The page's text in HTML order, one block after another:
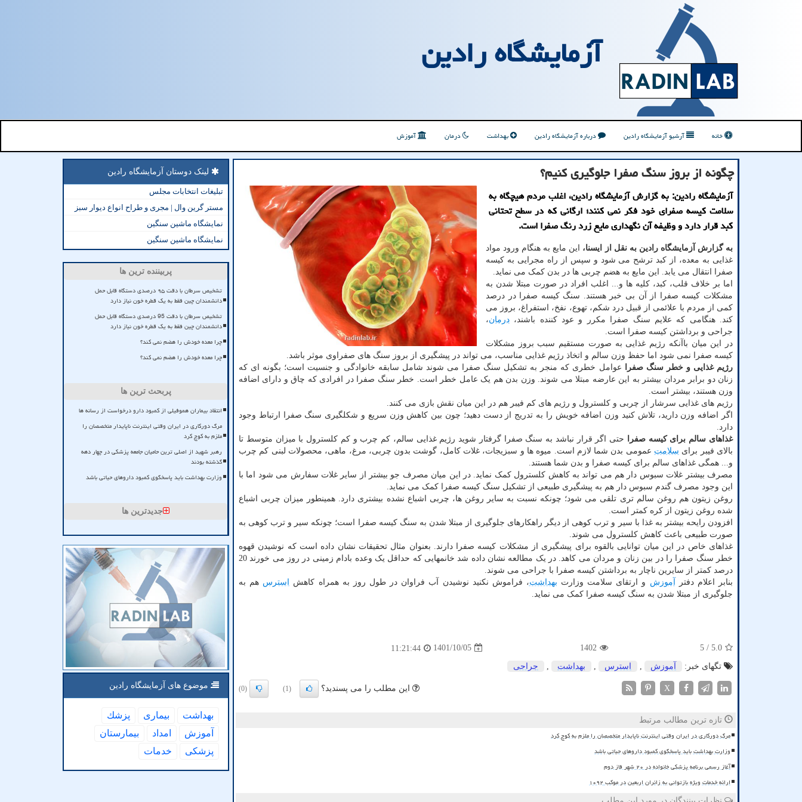
آزمایشگاه رادین
خانه آرشیو آزمایشگاه رادین درباره آزمایشگاه رادین بهداشت درمان آموزش
چگونه از بروز سنگ صفرا جلوگیری کنیم؟
آزمایشگاه رادین: به گزارش آزمایشگاه رادین، اغلب مردم هیچگاه به
سلامت کیسه صفرای خود فکر نمی کنند؛ ارگانی که در سطح تحتانی
کبد قرار دارد و وظیفه آن نگهداری مایع زرد رنگ صفرا است.
به گزارش آزمایشگاه رادین به نقل از ایسنا،
این مایع به هنگام ورود مواد
غذایی به معده، از کبد ترشح می شود و سپس از راه مجرایی به کیسه
صفرا انتقال می یابد. این مایع به هضم چربی ها در بدن کمک می نماید.
اما بر خلاف قلب، کبد، کلیه ها و... اغلب افراد در صورت مبتلا شدن به
مشکلات کیسه صفرا از آن بی خبر هستند. سنگ کیسه صفرا در درصد
کمی از مردم با علائمی از قبیل درد شکم، تهوع، نفخ، استفراغ، بروز می
کند. هنگامی که علایم سنگ صفرا مکرر و عود کننده باشند، درمان،
جراحی و برداشتن کیسه صفرا است.
در این میان باآنکه رژیم غذایی به صورت مستقیم سبب بروز مشکلات
کیسه صفرا نمی شود اما حفظ وزن سالم و اتخاذ رژیم غذایی مناسب، می تواند در پیشگیری از بروز سنگ های صفراوی موثر باشد.
رژیم غذایی و خطر سنگ صفرا
عوامل خطری که منجر به تشکیل سنگ صفرا می شوند شامل سابقه خانوادگی و جنسیت است؛ بگونه ای که
زنان دو برابر مردان بیشتر به این عارضه مبتلا می شوند. وزن بدن هم یک عامل خطر است. خطر سنگ صفرا در افرادی که چاق و دارای اضافه
وزن هستند، بیشتر است.
رژیم های غذایی سرشار از چربی و کلسترول و رژیم های کم فیبر هم در این میان نقش بازی می کنند.
اگر اضافه وزن دارید، تلاش کنید وزن اضافه خویش را به تدریج از دست دهید؛ چون بین کاهش وزن سریع و شکلگیری سنگ صفرا ارتباط وجود
دارد.
غذاهای سالم برای کیسه صفرا
حتی اگر قرار نباشد به سنگ صفرا گرفتار شوید رژیم غذایی سالم، کم چرب و کم کلسترول با میزان متوسط تا
بالای فیبر برای سلامت عمومی بدن شما لازم است. میوه ها و سبزیجات، غلات کامل، گوشت بدون چربی، مرغ، ماهی، محصولات لبنی کم چرب
و... همگی غذاهای سالم برای کیسه صفرا و بدن شما هستند.
مصرف بیشتر غلات سبوس دار هم می تواند به کاهش کلسترول کمک نماید. در این میان مصرف جو بیشتر از سایر غلات سفارش می شود اما با
این وجود مصرف گندم سبوس دار هم به پیشگیری طبیعی از تشکیل سنگ کیسه صفرا کمک می نماید.
روغن زیتون هم روغن سالم تری تلقی می شود؛ چونکه نسبت به سایر روغن ها، چربی اشباع نشده بیشتری دارد. همینطور میزان چربی اشباع
شده روغن زیتون از کره کمتر است.
افزودن رایحه بیشتر به غذا با سیر و ترب کوهی از دیگر راهکارهای جلوگیری از مبتلا شدن به سنگ کیسه صفرا است؛ چونکه سیر و ترب کوهی به
صورت طبیعی باعث کاهش کلسترول می شوند.
غذاهای خاص در این میان توانایی بالقوه برای پیشگیری از مشکلات کیسه صفرا دارند. بعنوان مثال تحقیقات نشان داده است که نوشیدن قهوه
خطر سنگ صفرا را در بین زنان و مردان می کاهد. در یک مطالعه نشان داده شد خانمهایی که حداقل یک وعده بادام زمینی در روز می خورند 20
درصد کمتر از سایرین ناچار به برداشتن کیسه صفرا با جراحی می شوند.
بنابر اعلام دفتر
آموزش و ارتقای سلامت وزارت بهداشت، فراموش نکنید نوشیدن آب فراوان در طول روز به همراه کاهش استرس هم به
جلوگیری از مبتلا شدن به سنگ کیسه صفرا کمک می نماید.
5.0
/ 5
1402
1401/10/05
11:21:44
تگهای خبر:
آموزش استرس بهداشت جراحی
X این مطلب را می پسندید؟ (1)
(0)
تازه ترین مطالب مرتبط
مرگ دورکاری در ایران وقتی اینترنت ناپایدار متخصصان را ملزم به کوچ کرد
وزارت بهداشت باید پاسخگوی کمبود داروهای حیاتی باشد
آغاز رسمی برنامه پزشکی خانواده در ۲۰ شهر فاز دوم
ارائه خدمات ویژه بازتوانی به زائران اربعین در موکب ۱۰۹۲
لینک دوستان آزمایشگاه رادین
تبلیغات انتخابات مجلس
مستر گرین وال | مجری و طراح انواع دیوار سبز
نمایشگاه ماشین سنگین
نمایشگاه ماشین سنگین
پربیننده ترین ها
تشخیص سرطان با دقت ۹۵ درصدی دستگاه قابل حمل
دانشمندان چین فقط به یک قطره خون نیاز دارد
تشخیص سرطان با دقت 95 درصدی دستگاه قابل حمل
دانشمندان چین فقط به یک قطره خون نیاز دارد
چرا معده خودش را هضم نمی کند؟
چرا معده خودش را هضم نمی کند؟
پربحث ترین ها
انتقاد بیماران هموفیلی از کمبود دارو درخواست از رسانه ها
مرگ دورکاری در ایران وقتی اینترنت ناپایدار متخصصان را
ملزم به کوچ کرد
رهبر شهید از اصلی ترین حامیان جامعه پزشکی در چهار دهه
گذشته بودند
وزارت بهداشت باید پاسخگوی کمبود داروهای حیاتی باشد
جدیدترین ها
موضوع های آزمایشگاه رادین
بهداشت بیماری
پزشك
آموزش
امداد
بیمارستان
پزشكی
خدمات